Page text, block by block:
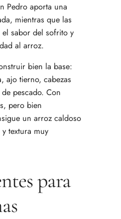
Pedro aporta una
mientras que las
sabor del sofrito y
al arroz.
bien la base:
ajo tierno, cabezas
pescado. Con
pero bien
un arroz caldoso
textura muy
para